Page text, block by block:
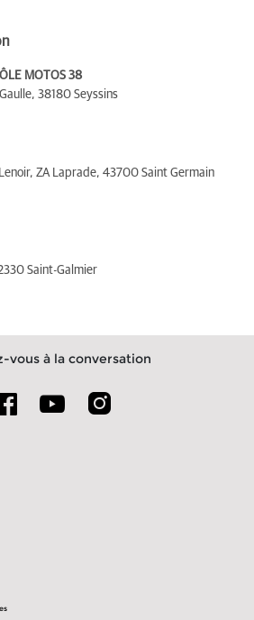
MOTOS 38
38180 Seyssins
ZA Laprade, 43700 Saint Germain
Saint-Galmier
vous à la conversation